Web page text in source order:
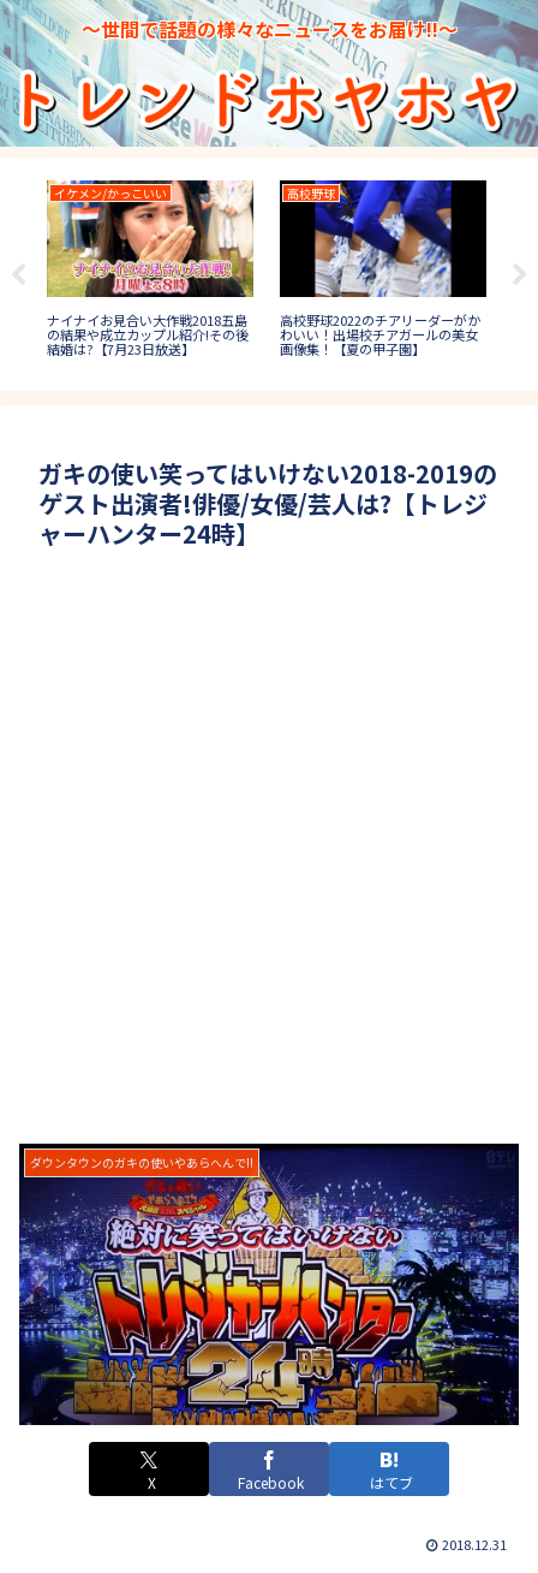
～世間で話題の様々なニュースをお届け!!～
イケメン/かっこいい
ナイナイお見合い大作戦2018五島
の結果や成立カップル紹介!その後
結婚は?【7月23日放送】
高校野球
高校野球2022のチアリーダーがか
わいい！出場校チアガールの美女
画像集！【夏の甲子園】
ガキの使い笑ってはいけない2018-2019の
ゲスト出演者!俳優/女優/芸人は?【トレジ
ャーハンター24時】
ダウンタウンのガキの使いやあらへんで!!
X Facebook はてブ
2018.12.31